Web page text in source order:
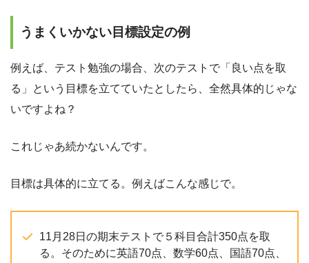
うまくいかない目標設定の例
例えば、テスト勉強の場合、次のテストで「良い点を取
る」という目標を立てていたとしたら、全然具体的じゃな
いですよね？
これじゃあ続かないんです。
目標は具体的に立てる。例えばこんな感じで。
11月28日の期末テストで５科目合計350点を取
る。そのために英語70点、数学60点、国語70点、